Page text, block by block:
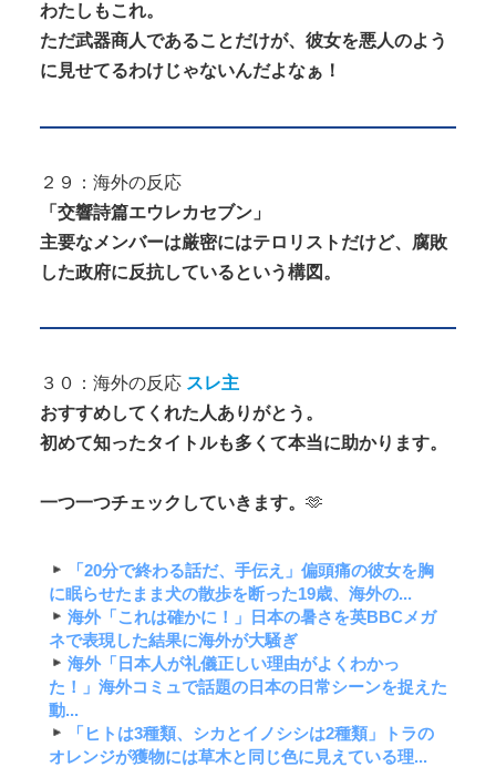
わたしもこれ。
ただ武器商人であることだけが、彼女を悪人のよう
に見せてるわけじゃないんだよなぁ！
２９：海外の反応
「交響詩篇エウレカセブン」
主要なメンバーは厳密にはテロリストだけど、腐敗
した政府に反抗しているという構図。
３０：海外の反応 スレ主
おすすめしてくれた人ありがとう。
初めて知ったタイトルも多くて本当に助かります。
一つ一つチェックしていきます。 🫶
「20分で終わる話だ、手伝え」偏頭痛の彼女を胸
に眠らせたまま犬の散歩を断った19歳、海外の...
海外「これは確かに！」日本の暑さを英BBCメガ
ネで表現した結果に海外が大騒ぎ
海外「日本人が礼儀正しい理由がよくわかっ
た！」海外コミュで話題の日本の日常シーンを捉えた
動...
「ヒトは3種類、シカとイノシシは2種類」トラの
オレンジが獲物には草木と同じ色に見えている理...